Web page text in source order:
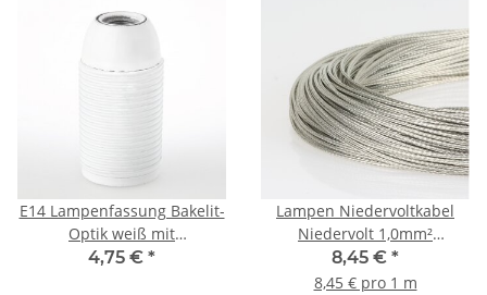
E14 Lampenfassung Bakelit-
Optik weiß mit
Gewindemantel M10x1
4,75 € *
Lampen Niedervoltkabel
Niedervolt 1,0mm²
Zopfgeflechtleitung 12/24V
verzinnt
8,45 € *
8,45 € pro 1 m